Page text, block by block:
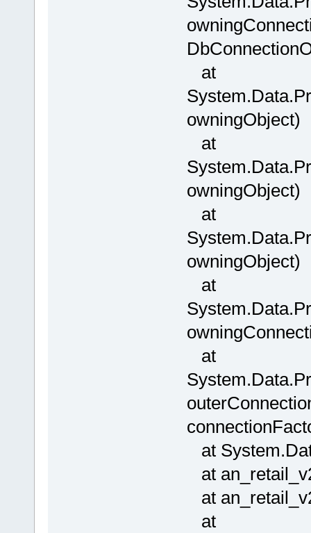
at
owningObject)
at
owningObject)
at
owningObject)
at
at
at
at
at
at